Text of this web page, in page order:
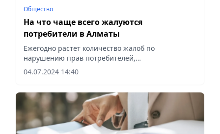
Общество
На что чаще всего жалуются
потребители в Алматы
Ежегодно растет количество жалоб по
нарушению прав потребителей,
сообщает Vecher.kz.
04.07.2024 14:40